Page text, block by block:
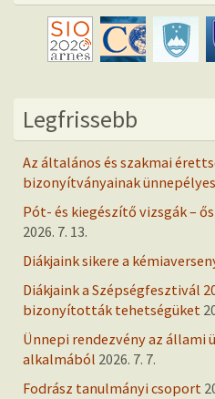
Legfrissebb
Az általános és szakmai
bizonyítványainak
Pót- és kiegészítő vizsgák –
2026. 7. 13.
Diákjaink sikere a
Diákjaink a Szépségfesztivál
bizonyították tehetségüket
Ünnepi rendezvény az állami
alkalmából 2026. 7. 7.
Fodrász tanulmányi csoport